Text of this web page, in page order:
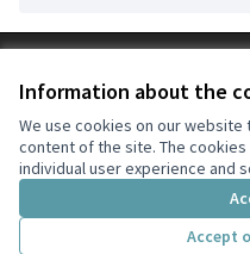
Information about the
We use cookies on our
content of the site. The
individual user experience and
Accept
Cookie settings
Rubí City Council at X
(External link)
Rubí City Council at
(External link)
Rubí City Council at
(External link)
Rubí City
(External link)
Rubí City
(External
English
Triar la llengua Elegir el idioma